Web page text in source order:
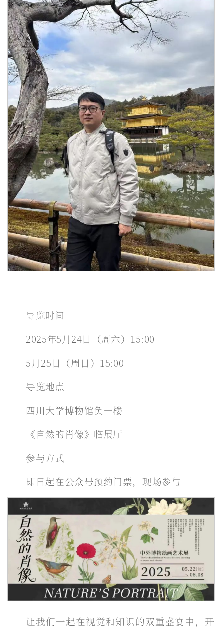
导览时间
2025年5月24日（周六）15:00
5月25日（周日）15:00
导览地点
四川大学博物馆负一楼
《自然的肖像》临展厅
参与方式
即日起在公众号预约门票，现场参与
让我们一起在视觉和知识的双重盛宴中，开